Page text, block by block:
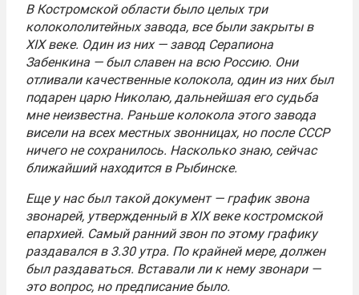
В Костромской области было целых три
колокололитейных завода, все были закрыты в
XIX веке. Один из них — завод Серапиона
Забенкина — был славен на всю Россию. Они
отливали качественные колокола, один из них был
подарен царю Николаю, дальнейшая его судьба
мне неизвестна. Раньше колокола этого завода
висели на всех местных звонницах, но после СССР
ничего не сохранилось. Насколько знаю, сейчас
ближайший находится в Рыбинске.
Еще у нас был такой документ — график звона
звонарей, утвержденный в XIX веке костромской
епархией. Самый ранний звон по этому графику
раздавался в 3.30 утра. По крайней мере, должен
был раздаваться. Вставали ли к нему звонари —
это вопрос, но предписание было.